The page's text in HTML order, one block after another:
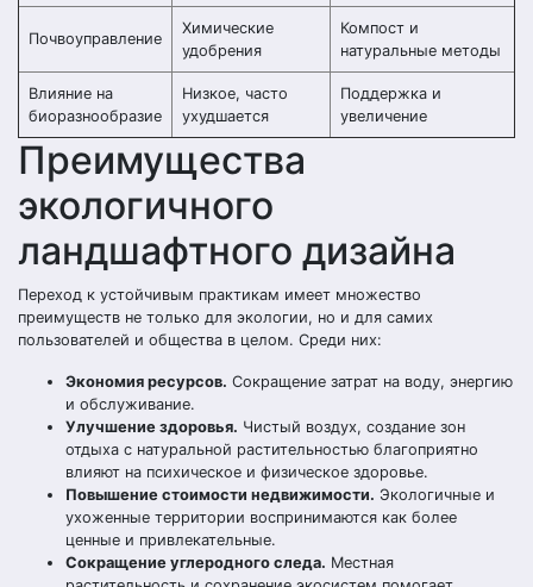
Почвоуправление
Химические
удобрения
Компост и
натуральные методы
Влияние на
биоразнообразие
Низкое, часто
ухудшается
Поддержка и
увеличение
Преимущества
экологичного
ландшафтного дизайна
Переход к устойчивым практикам имеет множество
преимуществ не только для экологии, но и для самих
пользователей и общества в целом. Среди них:
Экономия ресурсов. Сокращение затрат на воду, энергию
и обслуживание.
Улучшение здоровья. Чистый воздух, создание зон
отдыха с натуральной растительностью благоприятно
влияют на психическое и физическое здоровье.
Повышение стоимости недвижимости. Экологичные и
ухоженные территории воспринимаются как более
ценные и привлекательные.
Сокращение углеродного следа. Местная